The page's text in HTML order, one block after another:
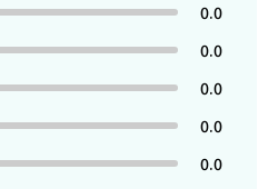
0.0
0.0
0.0
0.0
0.0